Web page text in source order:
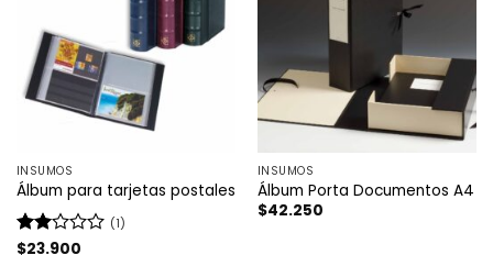
INSUMOS
Álbum para tarjetas postales
Valorado
(1)
$23.900
INSUMOS
Álbum Porta Documentos A4
$42.250